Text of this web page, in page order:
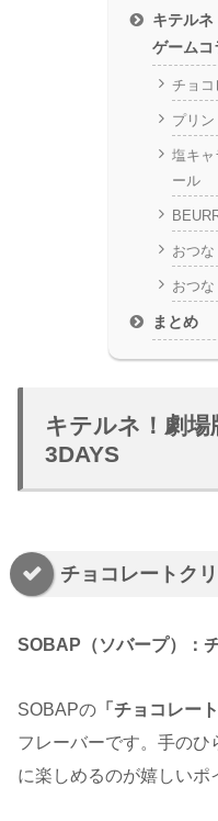
キテルネ
ゲームコ
チョコ
プリン
塩キャ
ール
おつ
おつ
まとめ
キテルネ！劇
3DAYS
チョコレートク
SOBAP（ソバープ）：
SOBAPの 「チョコレー
フレーバーです。手の
に楽しめるのが嬉しいポ